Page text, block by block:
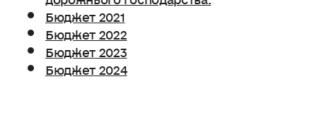
Бюджет 2021
Бюджет 2022
Бюджет 2023
Бюджет 2024